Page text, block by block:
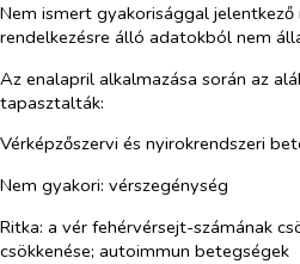
Nem ismert gyakorisággal jelentkező
rendelkezésre álló adatokból nem
Az enalapril alkalmazása során az
tapasztalták:
Vérképzőszervi és nyirokrendszeri
Nem gyakori: vérszegénység
Ritka: a vér fehérvérsejt-számának
csökkenése; autoimmun betegségek